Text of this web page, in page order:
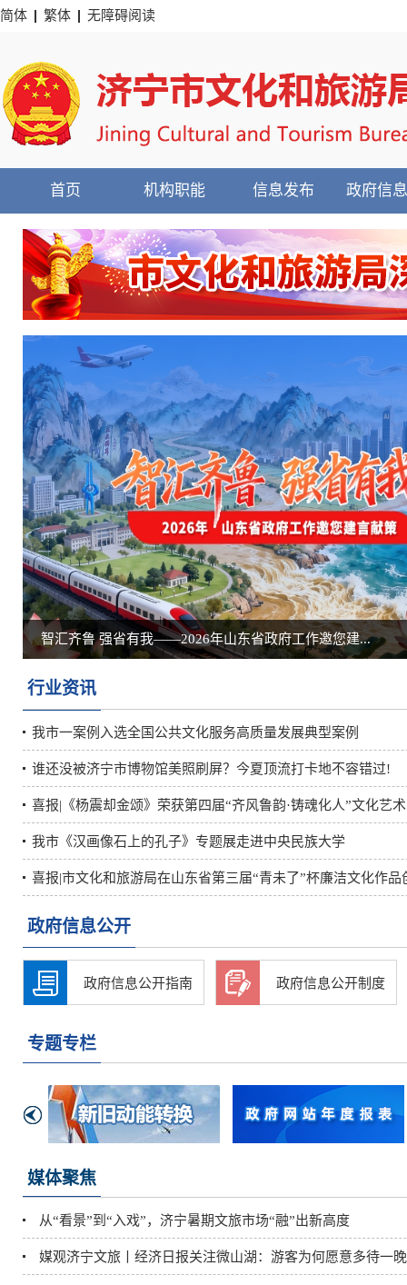
简体 繁体 无障碍阅读
首页 机构职能 信息发布 政府信
“乐启鹏城 趣游济宁”2025济宁文旅珠三角招商暨深...
行业资讯
我市一案例入选全国公共文化服务高质量发展典型案例
谁还没被济宁市博物馆美照刷屏？今夏顶流打卡地不容错过!
喜报|《杨震却金颂》荣获第四届“齐风鲁韵·铸魂化人”文化艺
我市《汉画像石上的孔子》专题展走进中央民族大学
喜报|市文化和旅游局在山东省第三届“青未了”杯廉洁文化作品
政府信息公开
政府信息公开指南 政府信息公开制度
专题专栏
媒体聚焦
从“看景”到“入戏”，济宁暑期文旅市场“融”出新高度
媒观济宁文旅丨经济日报关注微山湖：游客为何愿意多待一